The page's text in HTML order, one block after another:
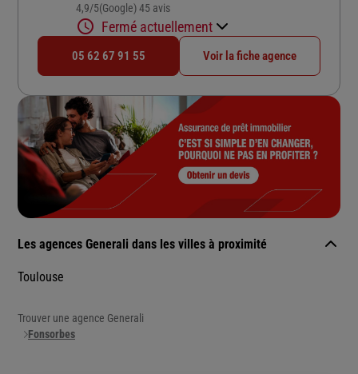
4,9/5Note de 4.9 sur 5
(Google) 45 avis
Fermé actuellement
05 62 67 91 55 Voir la fiche agence
Les agences Generali dans les villes à proximité
Toulouse
Trouver une agence Generali
Fonsorbes